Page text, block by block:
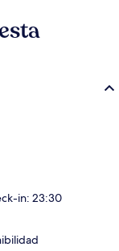
in: 23:30